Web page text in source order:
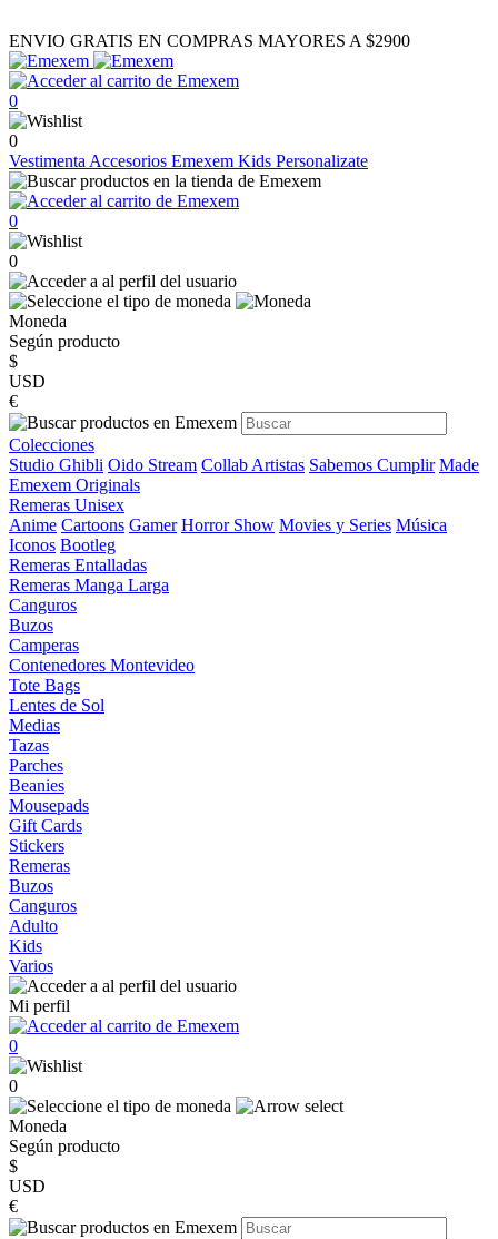
ENVIO GRATIS EN COMPRAS MAYORES A $2900
0
0
Vestimenta Accesorios Emexem Kids Personalizate
0
0
Moneda
Según producto
$
USD
€
Colecciones
Studio Ghibli Oido Stream Collab Artistas Sabemos Cumplir Made
Emexem Originals
Remeras Unisex
Anime Cartoons Gamer Horror Show Movies y Series Música
Iconos Bootleg
Remeras Entalladas
Remeras Manga Larga
Canguros
Buzos
Camperas
Contenedores Montevideo
Tote Bags
Lentes de Sol
Medias
Tazas
Parches
Beanies
Mousepads
Gift Cards
Stickers
Remeras
Buzos
Canguros
Adulto
Kids
Varios
Mi perfil
0
0
Moneda
Según producto
$
USD
€